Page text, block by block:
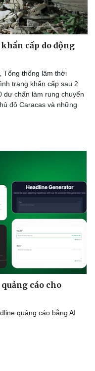
nghệ
Công nghệ
nghiệm
đổi số
cấp do động
Tổng thống lâm thời
trạng khẩn cấp sau 2
dư chấn làm rung chuyển
đô Caracas và những
quảng cáo cho
quảng cáo bằng AI